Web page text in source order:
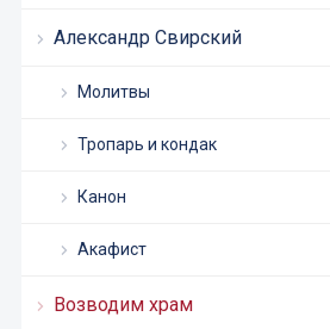
Александр Свирский
Молитвы
Тропарь и кондак
Канон
Акафист
Возводим храм